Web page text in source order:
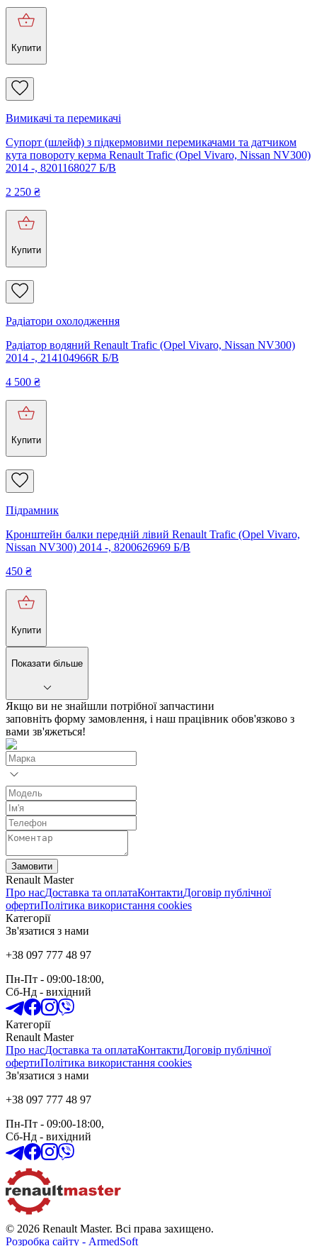
Купити
Вимикачі та перемикачі
Супорт (шлейф) з підкермовими перемикачами та датчиком
кута повороту керма Renault Trafic (Opel Vivaro, Nissan NV300)
2014 -, 8201168027 Б/В
2 250 ₴
Купити
Радіатори охолодження
Радіатор водяний Renault Trafic (Opel Vivaro, Nissan NV300)
2014 -, 214104966R Б/В
4 500 ₴
Купити
Підрамник
Кронштейн балки передній лівий Renault Trafic (Opel Vivaro,
Nissan NV300) 2014 -, 8200626969 Б/В
450 ₴
Купити
Показати більше
Якщо ви не знайшли потрібної запчастини
заповніть форму замовлення, і наш працівник обов'язково з
вами зв'яжеться!
Замовити
Renault Master
Про насДоставка та оплатаКонтактиДоговір публічної
офертиПолітика використання cookies
Категорії
Зв'язатися з нами
+38 097 777 48 97
Пн-Пт - 09:00-18:00,
Сб-Нд - вихідний
Категорії
Renault Master
Про насДоставка та оплатаКонтактиДоговір публічної
офертиПолітика використання cookies
Зв'язатися з нами
+38 097 777 48 97
Пн-Пт - 09:00-18:00,
Сб-Нд - вихідний
© 2026 Renault Master. Всі права захищено.
Розробка сайту - ArmedSoft